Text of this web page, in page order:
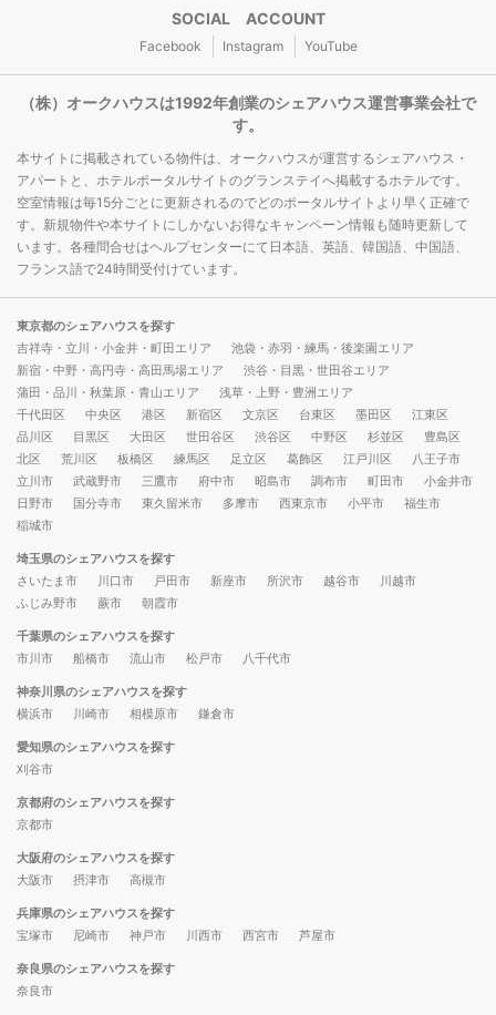
SOCIAL ACCOUNT
Facebook Instagram YouTube
（株）オークハウスは1992年創業のシェアハウス運営事業会社で
す。
本サイトに掲載されている物件は、オークハウスが運営するシェアハウス・
アパートと、ホテルポータルサイトのグランステイへ掲載するホテルです。
空室情報は毎15分ごとに更新されるのでどのポータルサイトより早く正確で
す。新規物件や本サイトにしかないお得なキャンペーン情報も随時更新して
います。各種問合せはヘルプセンターにて日本語、英語、韓国語、中国語、
フランス語で24時間受付けています。
東京都のシェアハウスを探す
吉祥寺・立川・小金井・町田エリア
池袋・赤羽・練馬・後楽園エリア
新宿・中野・高円寺・高田馬場エリア
渋谷・目黒・世田谷エリア
蒲田・品川・秋葉原・青山エリア
浅草・上野・豊洲エリア
千代田区
中央区 港区 新宿区 文京区 台東区 墨田区
江東区
品川区
目黒区 大田区 世田谷区 渋谷区 中野区 杉並区
豊島区
北区
荒川区 板橋区 練馬区 足立区 葛飾区 江戸川区
八王子市
立川市
武蔵野市 三鷹市 府中市 昭島市 調布市 町田市
小金井市
日野市
国分寺市 東久留米市 多摩市 西東京市 小平市
福生市
稲城市
埼玉県のシェアハウスを探す
さいたま市
川口市 戸田市 新座市 所沢市 越谷市
川越市
ふじみ野市
蕨市 朝霞市
千葉県のシェアハウスを探す
市川市
船橋市 流山市 松戸市 八千代市
神奈川県のシェアハウスを探す
横浜市
川崎市 相模原市 鎌倉市
愛知県のシェアハウスを探す
刈谷市
京都府のシェアハウスを探す
京都市
大阪府のシェアハウスを探す
大阪市
摂津市 高槻市
兵庫県のシェアハウスを探す
宝塚市
尼崎市 神戸市 川西市 西宮市 芦屋市
奈良県のシェアハウスを探す
奈良市